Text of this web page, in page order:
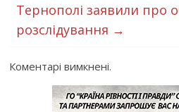
Тернополі заявили про
розслідування →
Коментарі вимкнені.